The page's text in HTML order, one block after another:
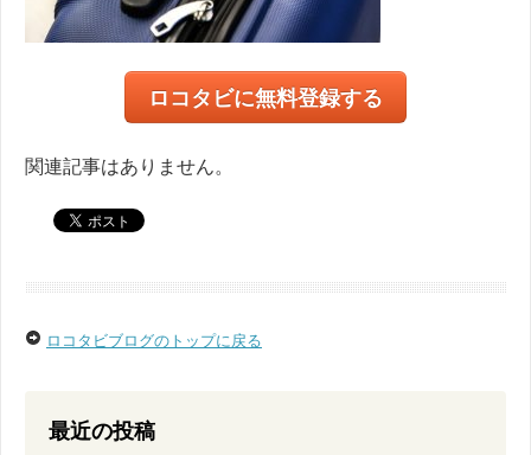
ロコタビに無料登録する
関連記事はありません。
ロコタビブログのトップに戻る
最近の投稿